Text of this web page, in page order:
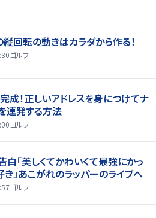
縦回転の動きはカラダから作る！
ゴルフ
成！正しいアドレスを身につけてナ
連発する方法
ゴルフ
「美しくてかわいくて最強にかっ
」あこがれのラッパーのライブへ
ゴルフ